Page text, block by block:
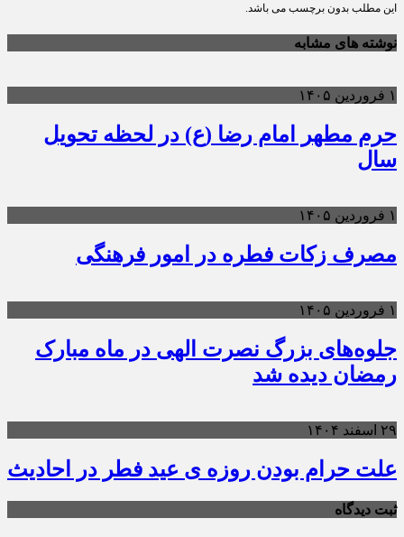
این مطلب بدون برچسب می باشد.
نوشته های مشابه
۱ فروردین ۱۴۰۵
حرم مطهر امام رضا (ع) در لحظه تحویل
سال
۱ فروردین ۱۴۰۵
مصرف زکات فطره در امور فرهنگی
۱ فروردین ۱۴۰۵
جلوه‌های بزرگ نصرت الهی در ماه مبارک
رمضان دیده شد
۲۹ اسفند ۱۴۰۴
علت حرام بودن روزه ی عید فطر در احادیث
ثبت دیدگاه